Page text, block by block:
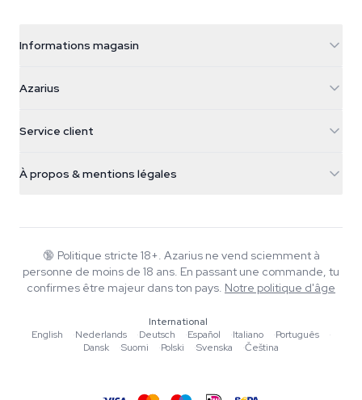
Informations magasin
Galvaniweg 11
Nederland
+31(0)204897914
Azarius
Smokeshop
Service client
Politique de retour
Politique de confidentialité
À propos & mentions légales
Wiki
Musique
Normes éditoriales
Outils & Calculateurs
🔞 Politique stricte 18+. Azarius ne vend sciemment à
personne de moins de 18 ans. En passant une commande, tu
confirmes être majeur dans ton pays. Notre politique d'âge
International
English
·Nederlands ·Deutsch ·Español ·Italiano ·Português
·
Dansk
·Suomi ·Polski ·Svenska ·Čeština